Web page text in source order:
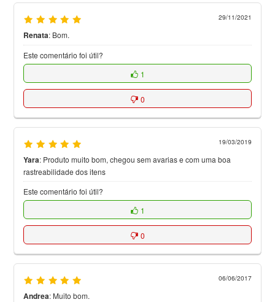
29/11/2021
Renata: Bom.
Este comentário foi útil?
1
0
19/03/2019
Yara: Produto muito bom, chegou sem avarias e com uma boa
rastreabilidade dos itens
Este comentário foi útil?
1
0
06/06/2017
Andrea: Muito bom.